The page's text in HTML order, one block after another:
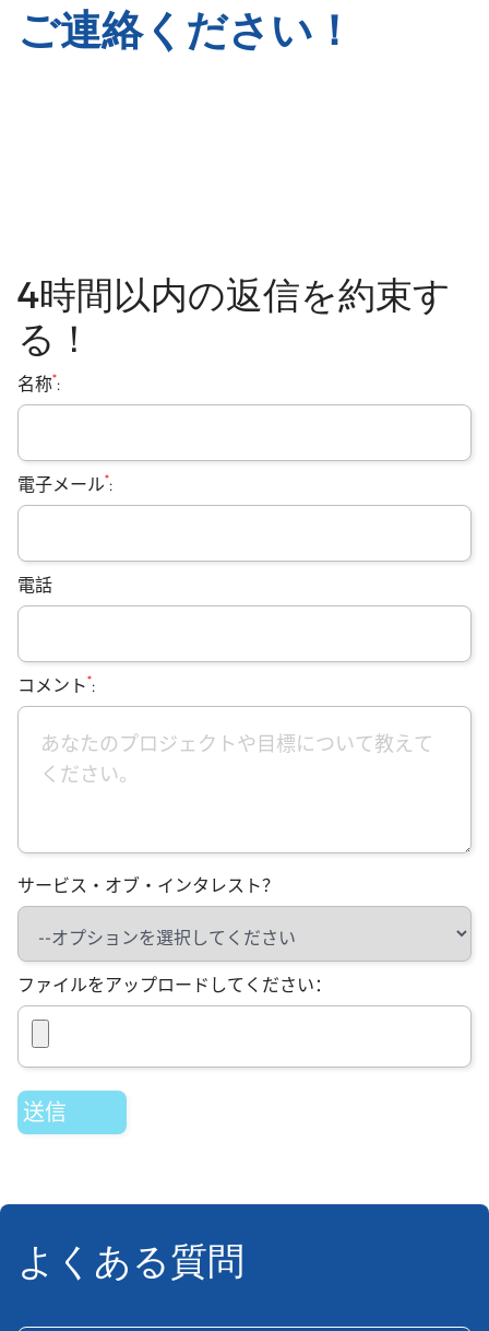
ご連絡ください！
4時間以内の返信を約束す
る！
名称*:
電子メール*:
電話
コメント*:
サービス・オブ・インタレスト？
ファイルをアップロードしてください：
よくある質問